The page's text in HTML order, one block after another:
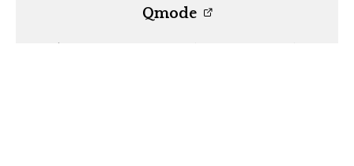
Qmode
⚡️Somos una revista para chicas con contenido